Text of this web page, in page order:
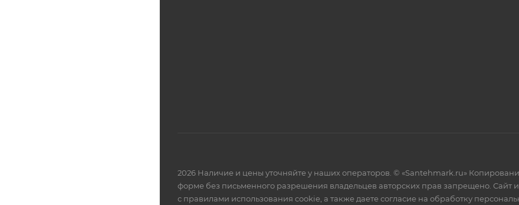
2026 Наличие и цены уточняйте у наших операторов. © «Santehmark.ru»
форме без письменного разрешения владельцев авторских прав запрещено. Сайт
с правилами использования cookie, а также даете согласие на обработку